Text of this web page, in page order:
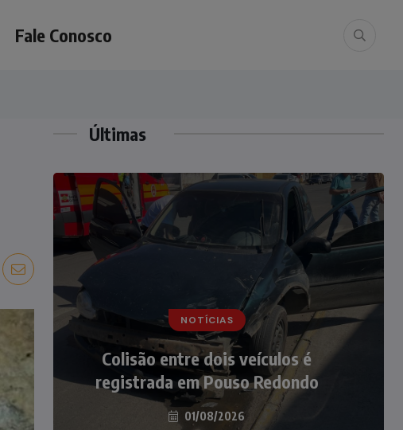
Fale Conosco
Últimas
NOTÍCIAS
Colisão entre dois veículos é
registrada em Pouso Redondo
01/08/2026
NOTÍCIAS
Irmãos de 7 e 14 anos morrem
atropelados na BR-470 em Pouso
Redondo
04/08/2026